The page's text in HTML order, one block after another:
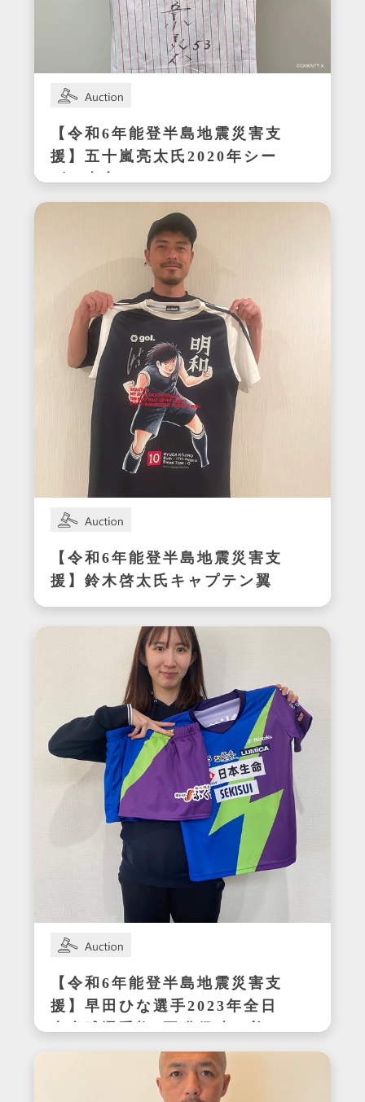
【令和6年能登半島地震災害支
援】五十嵐亮太氏2020年シー
ズン東京ヤクルトスワローズ
在籍時の着用サイン入りユニ
【令和6年能登半島地震災害支
援】鈴木啓太氏キャプテン翼
CUP かつしか2024エキシビ
ジョンマッチ着用サイン入り
明和ユニフォーム
【令和6年能登半島地震災害支
援】早田ひな選手2023年全日
本卓球選手権3冠獲得時の着用
サイン入りセットアップ